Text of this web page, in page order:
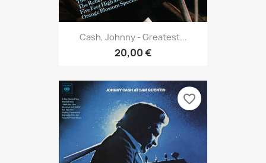
Cash, Johnny - Greatest...
20,00 €
favorite_border